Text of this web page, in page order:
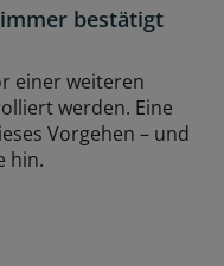
bestätigt
einer weiteren
werden. Eine
Vorgehen – und
hin.